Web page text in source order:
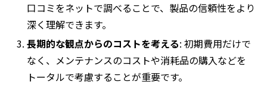
口コミをネットで調べることで、製品の信頼性をより
深く理解できます。
長期的な観点からのコストを考える: 初期費用だけで
なく、メンテナンスのコストや消耗品の購入などを
トータルで考慮することが重要です。